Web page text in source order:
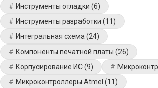
Инструменты отладки (6)
Инструменты разработки (11)
Интегральная схема (24)
Компоненты печатной платы (26)
Корпусирование ИС(9)
Микроконтроллеры Atmel (11)